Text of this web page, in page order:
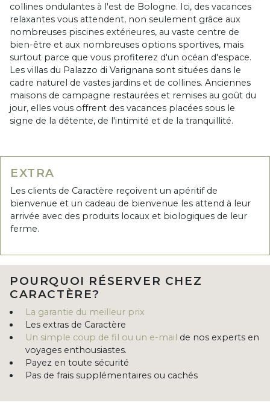
collines ondulantes à l'est de Bologne. Ici, des vacances
relaxantes vous attendent, non seulement grâce aux
nombreuses piscines extérieures, au vaste centre de
bien-être et aux nombreuses options sportives, mais
surtout parce que vous profiterez d'un océan d'espace.
Les villas du Palazzo di Varignana sont situées dans le
cadre naturel de vastes jardins et de collines. Anciennes
maisons de campagne restaurées et remises au goût du
jour, elles vous offrent des vacances placées sous le
signe de la détente, de l'intimité et de la tranquillité.
EXTRA
Les clients de Caractère reçoivent un apéritif de
bienvenue et un cadeau de bienvenue les attend à leur
arrivée avec des produits locaux et biologiques de leur
ferme.
POURQUOI RÉSERVER CHEZ
CARACTÈRE?
La garantie du meilleur prix
Les extras de Caractère
Un simple coup de fil ou un e-mail de nos experts en
voyages enthousiastes.
Payez en toute sécurité
Pas de frais supplémentaires ou cachés